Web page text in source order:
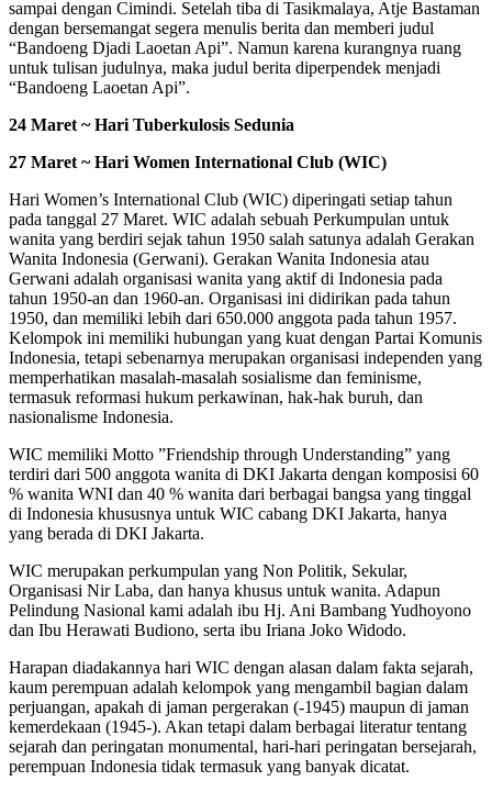
sampai dengan Cimindi. Setelah tiba di Tasikmalaya, Atje Bastaman
dengan bersemangat segera menulis berita dan memberi judul
“Bandoeng Djadi Laoetan Api”. Namun karena kurangnya ruang
untuk tulisan judulnya, maka judul berita diperpendek menjadi
“Bandoeng Laoetan Api”.
24 Maret ~ Hari Tuberkulosis Sedunia
27 Maret ~ Hari Women International Club (WIC)
Hari Women’s International Club (WIC) diperingati setiap tahun
pada tanggal 27 Maret. WIC adalah sebuah Perkumpulan untuk
wanita yang berdiri sejak tahun 1950 salah satunya adalah Gerakan
Wanita Indonesia (Gerwani). Gerakan Wanita Indonesia atau
Gerwani adalah organisasi wanita yang aktif di Indonesia pada
tahun 1950-an dan 1960-an. Organisasi ini didirikan pada tahun
1950, dan memiliki lebih dari 650.000 anggota pada tahun 1957.
Kelompok ini memiliki hubungan yang kuat dengan Partai Komunis
Indonesia, tetapi sebenarnya merupakan organisasi independen yang
memperhatikan masalah-masalah sosialisme dan feminisme,
termasuk reformasi hukum perkawinan, hak-hak buruh, dan
nasionalisme Indonesia.
WIC memiliki Motto ”Friendship through Understanding” yang
terdiri dari 500 anggota wanita di DKI Jakarta dengan komposisi 60
% wanita WNI dan 40 % wanita dari berbagai bangsa yang tinggal
di Indonesia khususnya untuk WIC cabang DKI Jakarta, hanya
yang berada di DKI Jakarta.
WIC merupakan perkumpulan yang Non Politik, Sekular,
Organisasi Nir Laba, dan hanya khusus untuk wanita. Adapun
Pelindung Nasional kami adalah ibu Hj. Ani Bambang Yudhoyono
dan Ibu Herawati Budiono, serta ibu Iriana Joko Widodo.
Harapan diadakannya hari WIC dengan alasan dalam fakta sejarah,
kaum perempuan adalah kelompok yang mengambil bagian dalam
perjuangan, apakah di jaman pergerakan (-1945) maupun di jaman
kemerdekaan (1945-). Akan tetapi dalam berbagai literatur tentang
sejarah dan peringatan monumental, hari-hari peringatan bersejarah,
perempuan Indonesia tidak termasuk yang banyak dicatat.